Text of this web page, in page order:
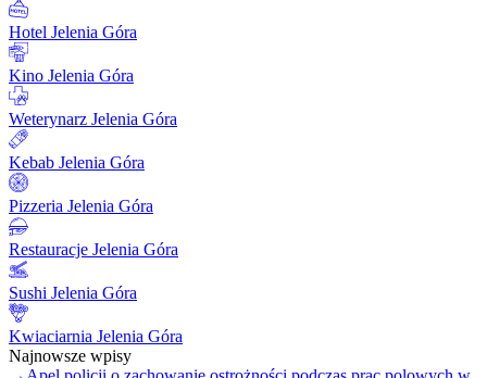
Hotel Jelenia Góra
Kino Jelenia Góra
Weterynarz Jelenia Góra
Kebab Jelenia Góra
Pizzeria Jelenia Góra
Restauracje Jelenia Góra
Sushi Jelenia Góra
Kwiaciarnia Jelenia Góra
Najnowsze wpisy